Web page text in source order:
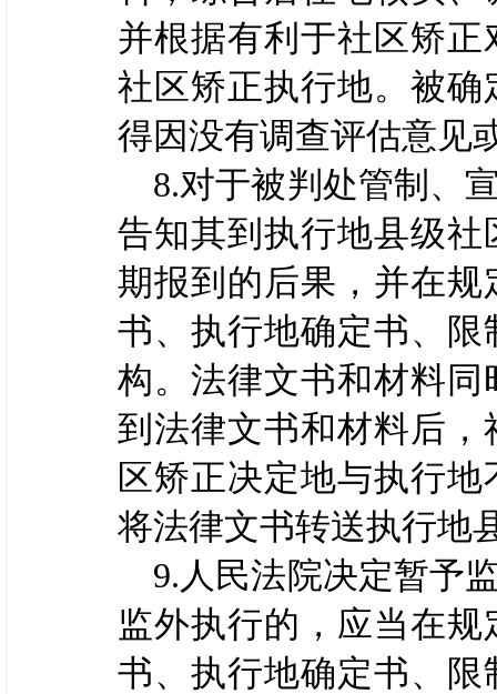
并根据有利于社区矫
社区矫正执行地。被
得因没有调查评估意见
8.对于被判处管制、
告知其到执行地县级
期报到的后果，并在
书、执行地确定书、
构。法律文书和材料
到法律文书和材料后
区矫正决定地与执行
将法律文书转送执行地
9.人民法院决定暂予
监外执行的，应当在
书、执行地确定书、